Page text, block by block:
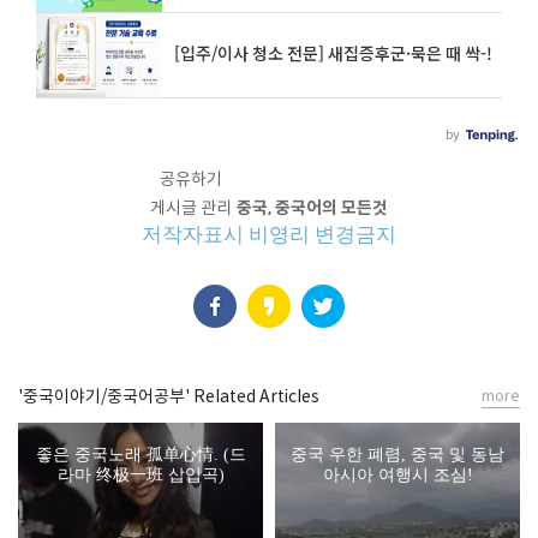
공유하기
게시글 관리 중국, 중국어의 모든것
저작자표시 비영리 변경금지
'중국이야기/중국어공부' Related Articles
좋은 중국노래 孤单心情. (드
라마 终极一班 삽입곡)
중국 우한 폐렴, 중국 및 동남
아시아 여행시 조심!
more